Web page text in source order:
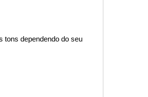
tons dependendo do seu